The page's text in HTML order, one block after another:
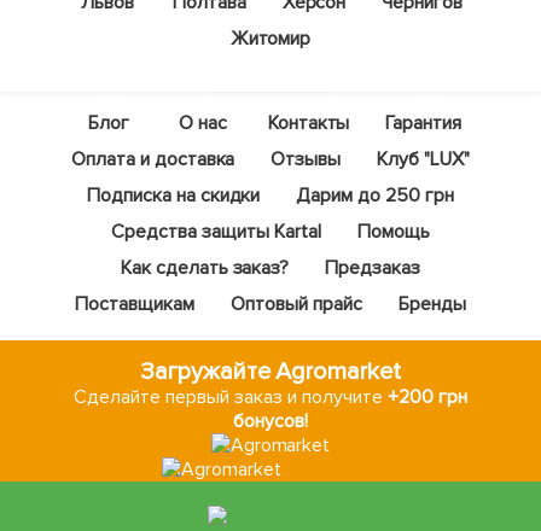
Житомир
Блог О нас Контакты
Гарантия
Оплата и доставка
Отзывы
Клуб "LUX"
Подписка на скидки
Дарим до 250 грн
Средства защиты Kartal
Помощь
Как сделать заказ?
Предзаказ
Поставщикам
Оптовый прайс Бренды
Загружайте Agromarket
Сделайте первый заказ и получите +200 грн
бонусов!